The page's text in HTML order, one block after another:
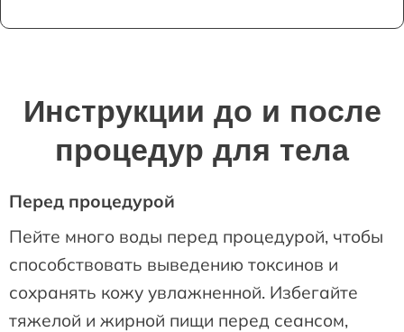
Инструкции до и после
процедур для тела
Перед процедурой
Пейте много воды перед процедурой, чтобы
способствовать выведению токсинов и
сохранять кожу увлажненной. Избегайте
тяжелой и жирной пищи перед сеансом,